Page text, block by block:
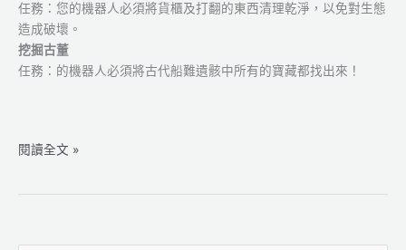
任務：您的機器人必須將貨櫃及打翻的東西清理乾淨，以免對生態
造成破壞。
挖掘古董
任務：的機器人必須將古代船難遺骸中所有的寶藏都找出來！
FLL
閱讀全文 »